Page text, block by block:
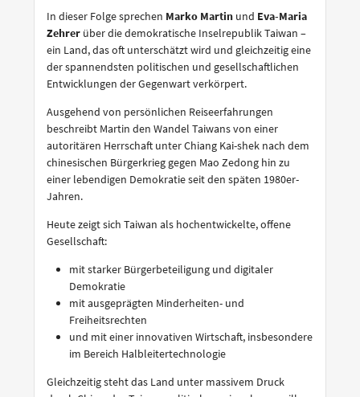
In dieser Folge sprechen Marko Martinund Eva-Maria
Zehrerüber die demokratische Inselrepublik Taiwan –
ein Land, das oft unterschätzt wird und gleichzeitig eine
der spannendsten politischen und gesellschaftlichen
Entwicklungen der Gegenwart verkörpert.
Ausgehend von persönlichen Reiseerfahrungen
beschreibt Martin den Wandel Taiwans von einer
autoritären Herrschaft unter Chiang Kai-shek nach dem
chinesischen Bürgerkrieg gegen Mao Zedong hin zu
einer lebendigen Demokratie seit den späten 1980er-
Jahren.
Heute zeigt sich Taiwan als hochentwickelte, offene
Gesellschaft:
mit starker Bürgerbeteiligung und digitaler
Demokratie
mit ausgeprägten Minderheiten- und
Freiheitsrechten
und mit einer innovativen Wirtschaft, insbesondere
im Bereich Halbleitertechnologie
Gleichzeitig steht das Land unter massivem Druck